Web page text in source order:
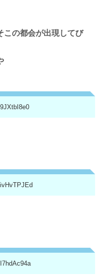
この都会が出現してび